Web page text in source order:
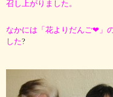
召し上がりました。
なかには 「花よりだんご❤」
した?